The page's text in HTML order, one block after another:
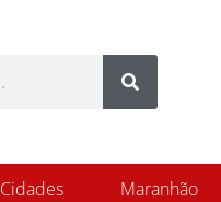
Search
Cidades Maranhão